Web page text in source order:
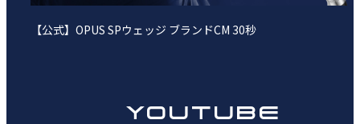
【公式】OPUS SPウェッジ ブランドCM 30秒
YOUTUBE